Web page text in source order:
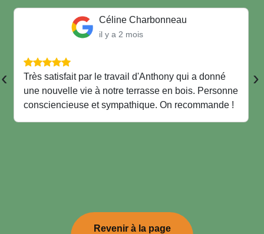
Céline Charbonneau
il y a 2 mois
Très satisfait par le travail d'Anthony qui a donné
une nouvelle vie à notre terrasse en bois. Personne
consciencieuse et sympathique. On recommande !
‹ ›
Revenir à la page